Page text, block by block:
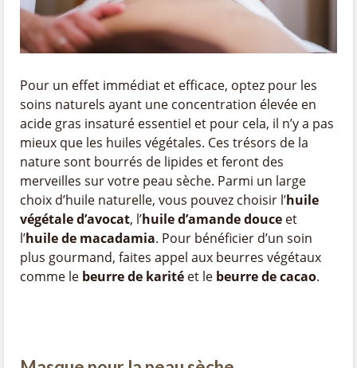
Pour un effet immédiat et efficace, optez pour les
soins naturels ayant une concentration élevée en
acide gras insaturé essentiel et pour cela, il n’y a pas
mieux que les huiles végétales. Ces trésors de la
nature sont bourrés de lipides et feront des
merveilles sur votre peau sèche. Parmi un large
choix d’huile naturelle, vous pouvez choisir l’huile
végétale d’avocat, l’huile d’amande douce et
l’huile de macadamia. Pour bénéficier d’un soin
plus gourmand, faites appel aux beurres végétaux
comme le beurre de karité et le beurre de cacao.